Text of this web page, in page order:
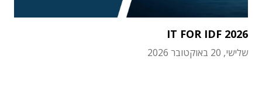
IT FOR IDF 2026
שלישי, 20 באוקטובר 2026